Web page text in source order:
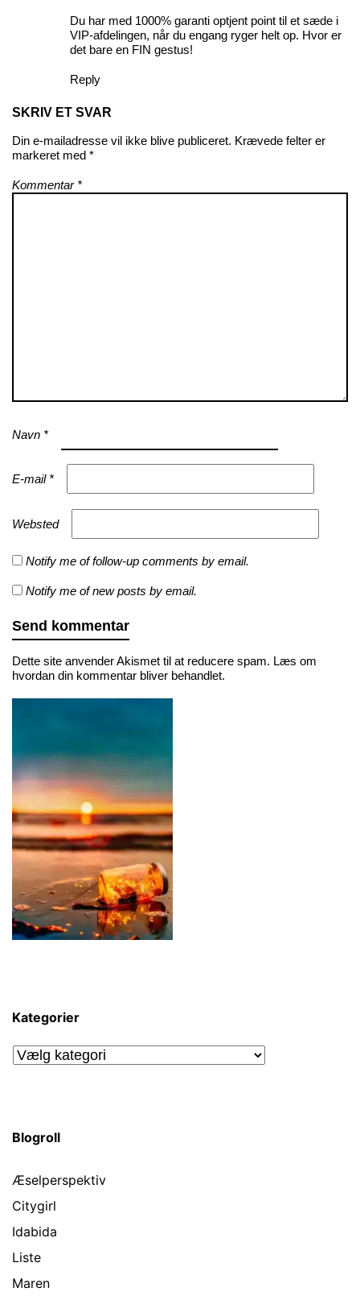
Du har med 1000% garanti optjent point til et sæde i
VIP-afdelingen, når du engang ryger helt op. Hvor er
det bare en FIN gestus!
Reply
SKRIV ET SVAR
Din e-mailadresse vil ikke blive publiceret. Krævede felter er
markeret med *
Kommentar *
Navn *
E-mail *
Websted
Notify me of follow-up comments by email.
Notify me of new posts by email.
Dette site anvender Akismet til at reducere spam. Læs om
hvordan din kommentar bliver behandlet.
Kategorier
Kategorier
Blogroll
Æselperspektiv
Citygirl
Idabida
Liste
Maren